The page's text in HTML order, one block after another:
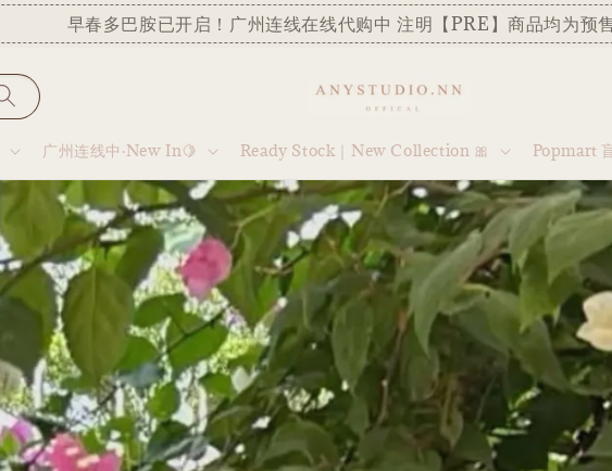
早春多巴胺已开启！广州连线在线代购中 注明【PRE】商品均为预
广州连线中·New In🍋 Ready Stock｜New Collection 🎀 Popmart